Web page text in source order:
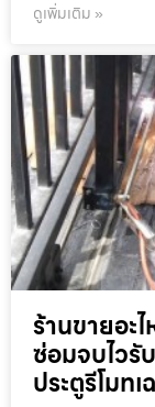
ดูเพิ่มเติม »
ร้านขายอะ
ซ่อมจบไวรั
ประตูรีโมท